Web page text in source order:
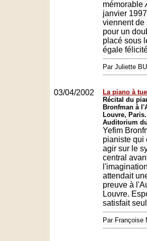
mémorable
janvier
viennent de
pour un
placé sous
égale
Par Juliette
03/04/2002
La piano à
Récital du
Bronfman à
Louvre, Paris.
Auditorium
Yefim
pianiste qui
agir sur le
central
attendait
preuve à
Louvre.
satisfait
Par Françoise